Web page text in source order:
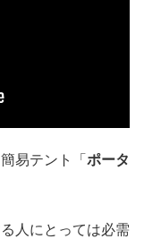
易テント「 ポータ
人にとっては必需